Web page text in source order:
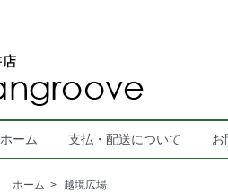
ホーム 支払・配送について お
ホーム > 越境広場